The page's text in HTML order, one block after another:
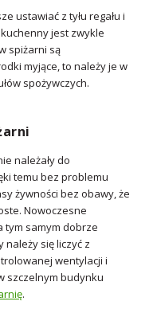
ustawiać z tyłu regału i
jest zwykle
spiżarni są
myjące, to należy je w
spożywczych.
należały do
temu bez problemu
żywności bez obawy, że
Nowoczesne
tym samym dobrze
się liczyć z
wentylacji i
szczelnym budynku
.